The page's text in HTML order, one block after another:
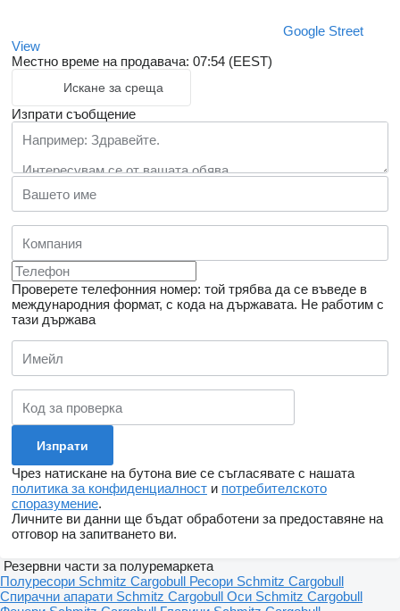
Google Street
View
Местно време на продавача: 07:54 (EEST)
Искане за среща
Изпрати съобщение
Проверете телефонния номер: той трябва да се въведе в
международния формат, с кода на държавата. Не работим с
тази държава
Чрез натискане на бутона вие се съгласявате с нашата
политика за конфиденциалност и потребителското
споразумение.
Личните ви данни ще бъдат обработени за предоставяне на
отговор на запитването ви.
Резервни части за полуремаркета
Полуресори Schmitz Cargobull Ресори Schmitz Cargobull
Спирачни апарати Schmitz Cargobull Оси Schmitz Cargobull